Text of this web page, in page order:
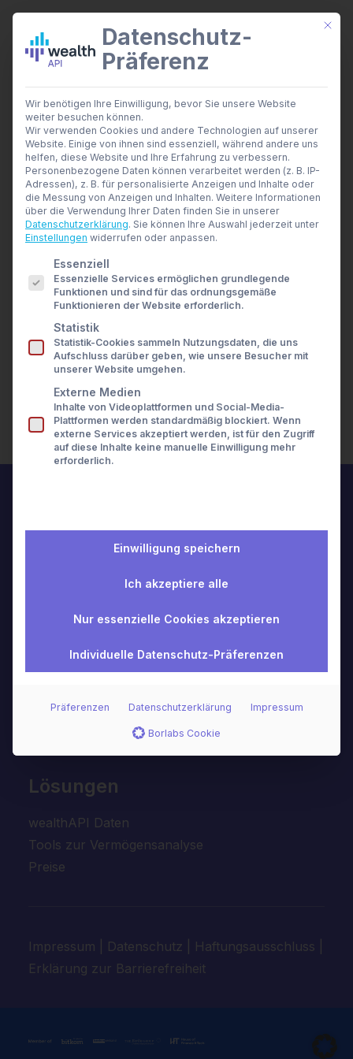
wealthAPI Daten
Smarte Finanztools
Banking Insights
Investment Insights
AI Suite
Branchen
Berater- und Wirtschaftsprüfer
Banken & Broker
Finanzbildungsplattformen
Finanzportale
API Dokumentation
Developer Dashboard
Über uns
Unternehmen
Sicherheit
News
Presse
Karriere
Kontakt
LOGIN
Android Browser
Home Archive by Category "Android Browser"
Android Browser
Nothing Found
It seems we can’t find what you’re looking for.
Perhaps searching can help.
Search
Superior Wealth Data
Unternehmen
Sicherheit
Lösungen
wealthAPI Daten
Tools zur Vermögensanalyse
Preise
Impressum Datenschutz Haftungsausschluss
Erklärung zur Barrierefreiheit
Mit
Datenschutz-
Präferenz
Wir benötigen Ihre Einwilligung, bevor Sie unsere Website
weiter besuchen können.
Wir verwenden Cookies und andere Technologien auf unserer
Website. Einige von ihnen sind essenziell, während andere uns
helfen, diese Website und Ihre Erfahrung zu verbessern.
Personenbezogene Daten können verarbeitet werden (z. B. IP-
Adressen), z. B. für personalisierte Anzeigen und Inhalte oder
die Messung von Anzeigen und Inhalten. Weitere Informationen
über die Verwendung Ihrer Daten finden Sie in unserer
Datenschutzerklärung. Sie können Ihre Auswahl jederzeit unter
Einstellungen widerrufen oder anpassen.
Es folgt eine Liste der Service-Gruppen, für die eine
Essenziell
Essenzielle Services ermöglichen grundlegende
Funktionen und sind für das ordnungsgemäße
Funktionieren der Website erforderlich.
Statistik
Statistik-Cookies sammeln Nutzungsdaten, die uns
Aufschluss darüber geben, wie unsere Besucher mit
unserer Website umgehen.
Externe Medien
Inhalte von Videoplattformen und Social-Media-
Plattformen werden standardmäßig blockiert. Wenn
externe Services akzeptiert werden, ist für den Zugriff
auf diese Inhalte keine manuelle Einwilligung mehr
erforderlich.
Einwilligung speichern
Ich akzeptiere alle
Nur essenzielle Cookies akzeptieren
Individuelle Datenschutz-Präferenzen
Präferenzen Datenschutzerklärung Impressum
Borlabs Cookie